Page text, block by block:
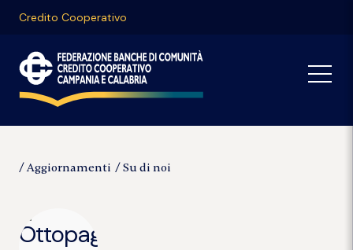
Credito Cooperativo
Aggiornamenti Su di noi